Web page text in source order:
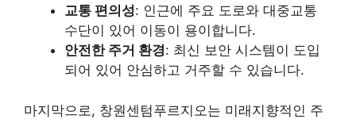
교통 편의성: 인근에 주요 도로와 대중교통
수단이 있어 이동이 용이합니다.
안전한 주거 환경: 최신 보안 시스템이 도입
되어 있어 안심하고 거주할 수 있습니다.
마지막으로, 창원센텀푸르지오는 미래지향적인 주